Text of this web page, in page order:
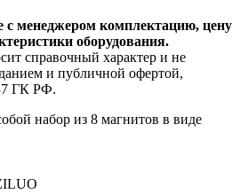
с менеджером комплектацию, цену
оборудования.
справочный характер и не
и публичной офертой,
ГК РФ.
набор из 8 магнитов в виде